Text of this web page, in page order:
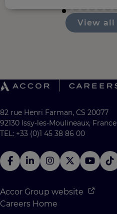
View all
82 rue Henri Farman, CS 20077
92130 Issy-les-Moulineaux, France
TEL: +33 (0)1 45 38 86 00
Accor Group website
Careers Home